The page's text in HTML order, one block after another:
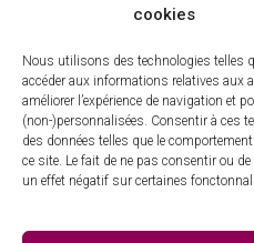
cookies
Nous utilisons des technologies telles
accéder aux informations relatives aux
améliorer l’expérience de navigation et
(non-)personnalisées. Consentir à ces
des données telles que le
ce site. Le fait de ne pas consentir ou
un effet négatif sur certaines
09 50 90 77 41